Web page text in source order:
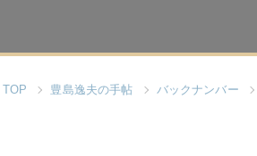
TOP 豊島逸夫の手帖 バックナンバー